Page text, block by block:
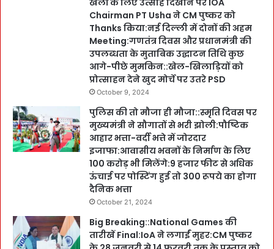
खेलों के लिए उत्साह दिखाने पर IOA
Chairman PT Usha ने CM पुष्कर को
Thanks किया:नई दिल्ली में दोनों की अहम
Meeting:गणतंत्र दिवस और प्रधानमंत्री की
उपलब्धता के मुताबिक उद्घाटन तिथि कुछ
आगे-पीछे मुमकिन::खेल-खिलाड़ियों को
प्रोत्साहन देने खुद मोर्चे पर उतरे PSD
October 9, 2024
पुलिस की तो मौजा ही मौजा::स्मृति दिवस पर
मुख्यमंत्री ने सौगातों से भरी झोली:पौष्टिक
आहार भत्ता-वर्दी भत्ते में जोरदार
इजाफा:आवासीय भवनों के निर्माण के लिए
100 करोड़ भी मिलेंगे:9 हजार फीट से अधिक
ऊंचाई पर पोस्टिंग हुई तो 300 रूपये का होगा
दैनिक भत्ता
October 21, 2024
Big Breaking::National Games की
तारीखें Final:IoA ने लगाईं मुहर:CM पुष्कर